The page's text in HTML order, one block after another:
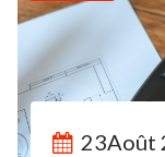
23Août